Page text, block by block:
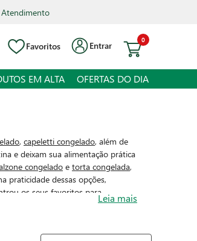
Atendimento
Favoritos Entrar
0
EM ALTA OFERTAS DO DIA
, capeletti congelado, além de
e deixam sua alimentação prática
congelado e torta congelada,
praticidade dessas opções,
os seus favoritos paraLeia mais